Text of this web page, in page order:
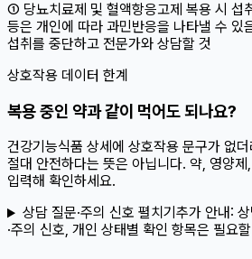
① 당뇨치료제 및 혈액항응고제 복용 시 섭
등은 개인에 따라 과민반응을 나타낼 수 있
섭취를 중단하고 전문가와 상담할 것
상호작용 데이터 한계
복용 중인 약과 같이 먹어도 되나요?
건강기능식품 상세에 상호작용 문구가 없더
절대 안전하다는 뜻은 아닙니다. 약, 영양제
입력해 확인하세요.
상담 질문·주의 신호 펼치기 추가 안내:
·주의 신호, 개인 상태별 확인 항목은 필요